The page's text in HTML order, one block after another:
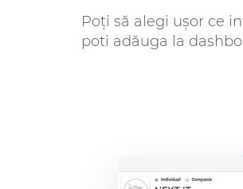
Poți să alegi ușor ce
poti adăuga la